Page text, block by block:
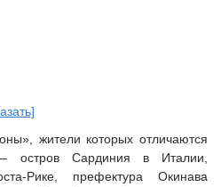
», жители которых отличаются
остров Сардиния в Италии,
Рике, префектура Окинава